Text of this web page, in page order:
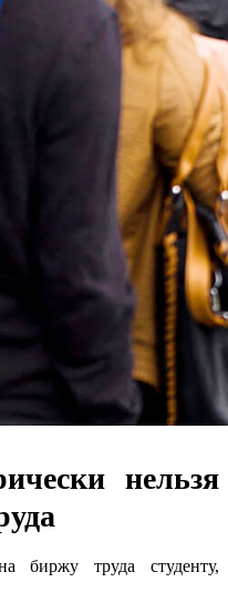
нельзя
биржу труда студенту,